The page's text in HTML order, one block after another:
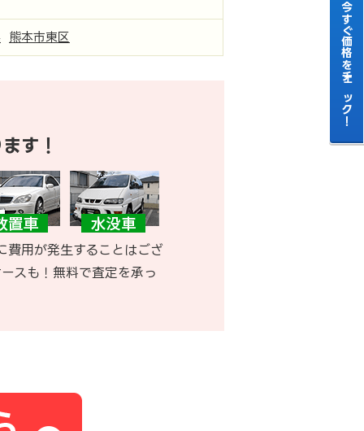
熊本市東区
す！
費用が発生することはござ
スも！無料で査定を承っ
今すぐ価格をチェック！